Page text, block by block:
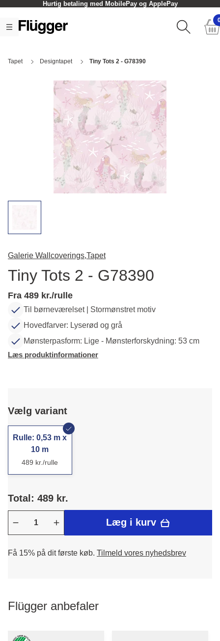
Hurtig betaling med MobilePay og ApplePay
Tapet Designtapet Tiny Tots 2 - G78390
Galerie Wallcoverings,Tapet
Tiny Tots 2 - G78390
Fra 489 kr./rulle
Til børneværelset | Stormønstret motiv
Hovedfarver: Lyserød og grå
Mønsterpasform: Lige - Mønsterforskydning: 53 cm
Læs produktinformationer
Vælg variant
Rulle: 0,53 m x
10 m
489 kr./rulle
Total: 489 kr.
Læg i kurv
Få 15% på dit første køb. Tilmeld vores nyhedsbrev
Flügger anbefaler